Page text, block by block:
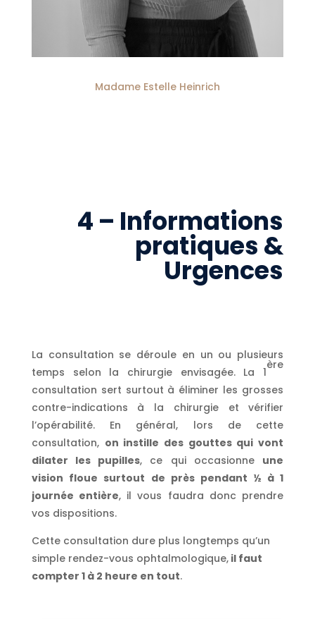
Madame Estelle Heinrich
4 – Informations
pratiques &
Urgences
La consultation se déroule en un ou plusieurs
temps selon la chirurgie envisagée. La 1
ère
consultation sert surtout à éliminer les grosses
contre-indications à la chirurgie et vérifier
l’opérabilité. En général, lors de cette
consultation, on instille des gouttes qui vont
dilater les pupilles, ce qui occasionne une
vision floue surtout de près pendant ½ à 1
journée entière, il vous faudra donc prendre
vos dispositions.
Cette consultation dure plus longtemps qu’un
simple rendez-vous ophtalmologique,il faut
compter 1 à 2 heure en tout.